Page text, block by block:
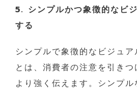
5. シンプルかつ象徴的なビ
する
シンプルで象徴的なビジュ
とは、消費者の注意を引き
より強く伝えます。シンプ